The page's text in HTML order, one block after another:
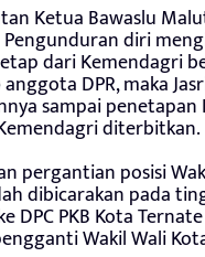
Ketua Bawaslu
diri
dari Kemendagri
DPR, maka
sampai
diterbitkan.
pergantian posisi
dibicarakan pada
DPC PKB Kota
Wakil Wali